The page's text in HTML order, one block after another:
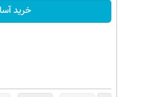
خرید